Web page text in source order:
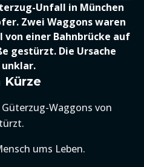
Unfall in München
Zwei Waggons waren
einer Bahnbrücke auf
gestürzt. Die Ursache
Waggons von
ums Leben.